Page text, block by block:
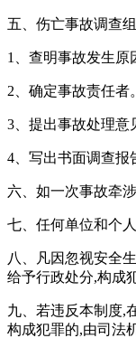
五、伤亡事故调查
1、查明事故发生原
2、确定事故责任者。
3、提出事故处理意
4、写出书面调查报
六、如一次事故牵
七、任何单位和个
八、凡因忽视安全
给予行政处分,构成
九、若违反本制度,
构成犯罪的,由司法